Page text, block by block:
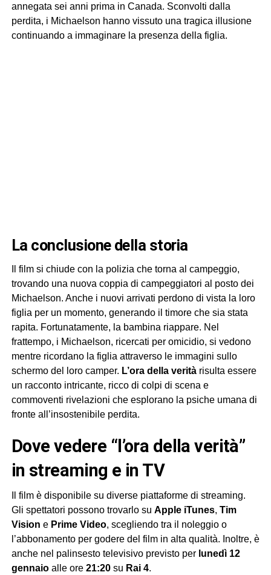
annegata sei anni prima in Canada. Sconvolti dalla
perdita, i Michaelson hanno vissuto una tragica illusione
continuando a immaginare la presenza della figlia.
la conclusione della storia
Il film si chiude con la polizia che torna al campeggio,
trovando una nuova coppia di campeggiatori al posto dei
Michaelson. Anche i nuovi arrivati perdono di vista la loro
figlia per un momento, generando il timore che sia stata
rapita. Fortunatamente, la bambina riappare. Nel
frattempo, i Michaelson, ricercati per omicidio, si vedono
mentre ricordano la figlia attraverso le immagini sullo
schermo del loro camper. L’ora della veritàrisulta essere
un racconto intricante, ricco di colpi di scena e
commoventi rivelazioni che esplorano la psiche umana di
fronte all’insostenibile perdita.
dove vedere “l’ora della verità”
in streaming e in TV
Il film è disponibile su diverse piattaforme di streaming.
Gli spettatori possono trovarlo su Apple iTunes, Tim
Vision e Prime Video, scegliendo tra il noleggio o
l’abbonamento per godere del film in alta qualità. Inoltre, è
anche nel palinsesto televisivo previsto per lunedì 12
gennaioalle ore 21:20su Rai 4.